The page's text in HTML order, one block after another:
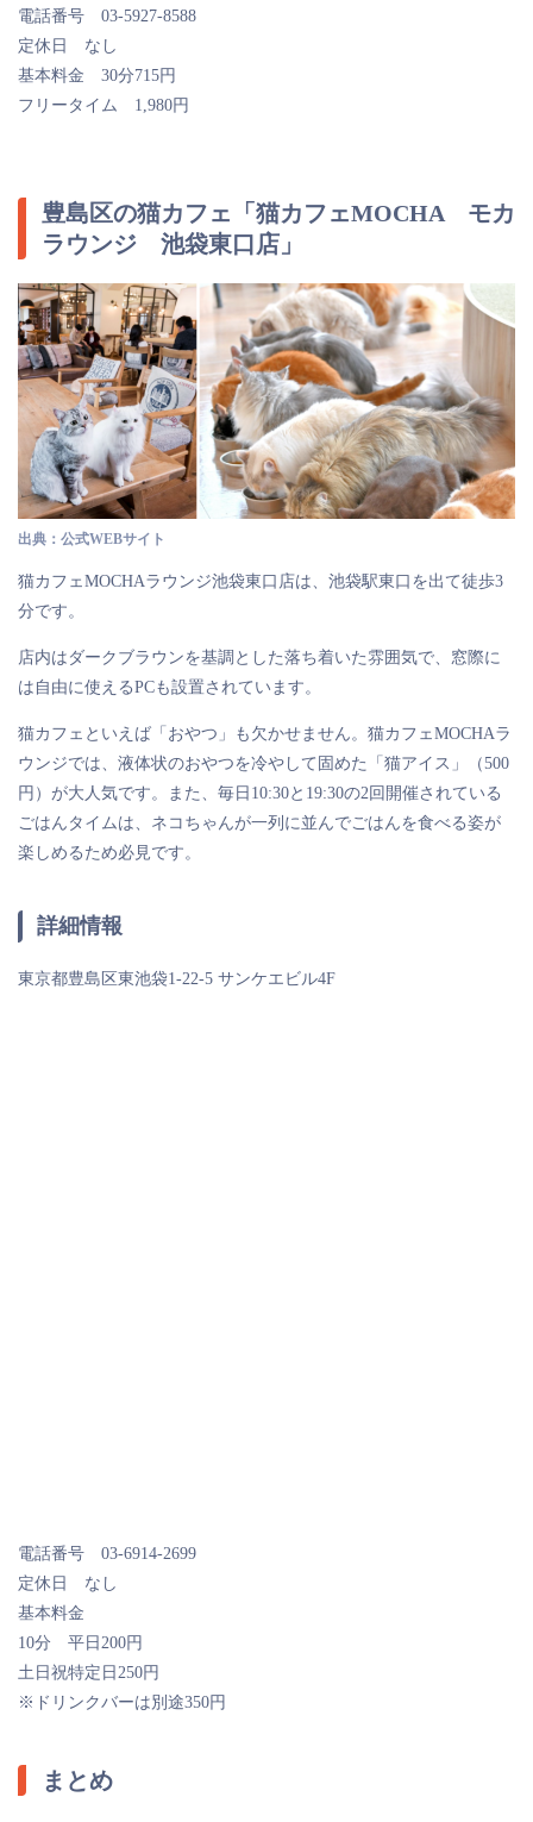
電話番号 03-5927-8588
定休日 なし
基本料金 30分715円
フリータイム 1,980円
豊島区の猫カフェ「猫カフェMOCHA モカ
ラウンジ 池袋東口店」
出典：公式WEBサイト
猫カフェMOCHAラウンジ池袋東口店は、池袋駅東口を出て徒歩3
分です。
店内はダークブラウンを基調とした落ち着いた雰囲気で、窓際に
は自由に使えるPCも設置されています。
猫カフェといえば「おやつ」も欠かせません。猫カフェMOCHAラ
ウンジでは、液体状のおやつを冷やして固めた「猫アイス」（500
円）が大人気です。また、毎日10:30と19:30の2回開催されている
ごはんタイムは、ネコちゃんが一列に並んでごはんを食べる姿が
楽しめるため必見です。
詳細情報
東京都豊島区東池袋1-22-5 サンケエビル4F
電話番号 03-6914-2699
定休日 なし
基本料金
10分 平日200円
土日祝特定日250円
※ドリンクバーは別途350円
まとめ